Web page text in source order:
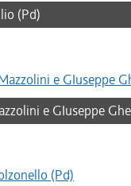
(Pd)
e GIuseppe